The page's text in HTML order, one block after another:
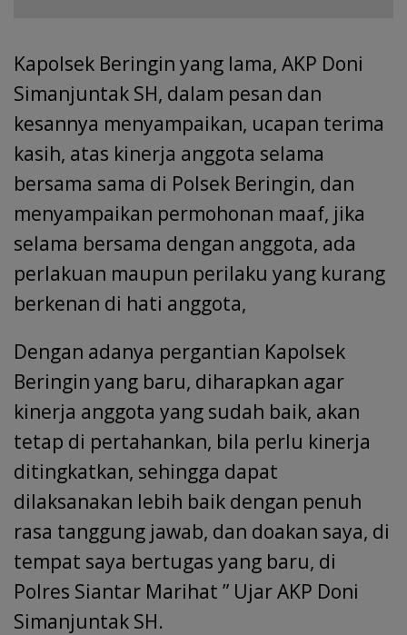
Kapolsek Beringin yang lama, AKP Doni
Simanjuntak SH, dalam pesan dan
kesannya menyampaikan, ucapan terima
kasih, atas kinerja anggota selama
bersama sama di Polsek Beringin, dan
menyampaikan permohonan maaf, jika
selama bersama dengan anggota, ada
perlakuan maupun perilaku yang kurang
berkenan di hati anggota,
Dengan adanya pergantian Kapolsek
Beringin yang baru, diharapkan agar
kinerja anggota yang sudah baik, akan
tetap di pertahankan, bila perlu kinerja
ditingkatkan, sehingga dapat
dilaksanakan lebih baik dengan penuh
rasa tanggung jawab, dan doakan saya, di
tempat saya bertugas yang baru, di
Polres Siantar Marihat ” Ujar AKP Doni
Simanjuntak SH.